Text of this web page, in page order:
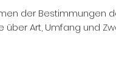
der Bestimmungen
Art, Umfang und